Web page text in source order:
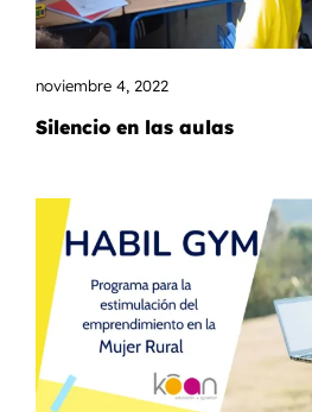
noviembre 4, 2022
Silencio en las aulas